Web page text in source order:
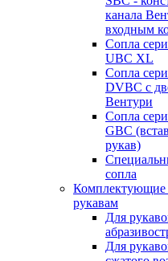
канала
входным
Сопла
UBC XL
Сопла
DVBC с
Вентури
Сопла
GBC
рукав)
сопла
Комплектующие
рукавам
Для
Для